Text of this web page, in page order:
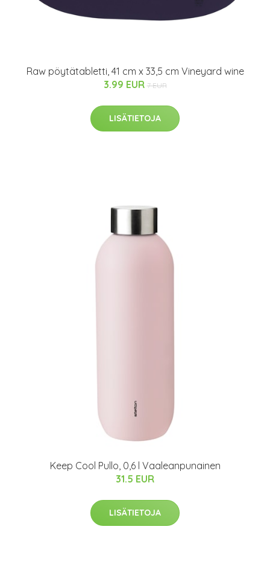
Raw pöytätabletti, 41 cm x 33,5 cm Vineyard wine
3.99 EUR 7 EUR
LISÄTIETOJA
Keep Cool Pullo, 0,6 l Vaaleanpunainen
31.5 EUR
LISÄTIETOJA